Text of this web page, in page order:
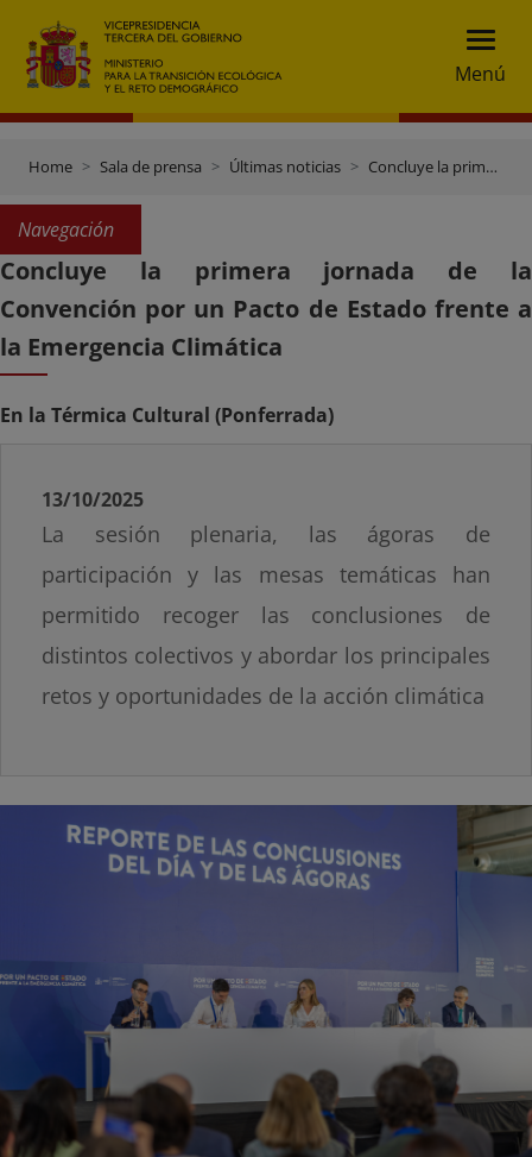
Menú
Home Sala de prensa Últimas noticias Concluye la primera jornada de la Convención por un Pacto de Estado frente a la Emergencia Climática
Navegación
Concluye la primera jornada de la
Convención por un Pacto de Estado frente a
la Emergencia Climática
En la Térmica Cultural (Ponferrada)
13/10/2025
La sesión plenaria, las ágoras de
participación y las mesas temáticas han
permitido recoger las conclusiones de
distintos colectivos y abordar los principales
retos y oportunidades de la acción climática